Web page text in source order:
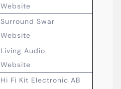
Website
Surround Swar
Website
Living Audio
Website
Hi Fi Kit Electronic AB